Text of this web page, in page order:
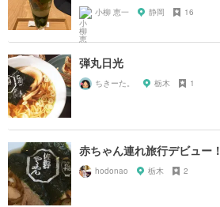
小柳 恵一 静岡 16
弾丸日光
ちきーた。 栃木 1
赤ちゃん連れ旅行デビュー！
hodonao 栃木 2